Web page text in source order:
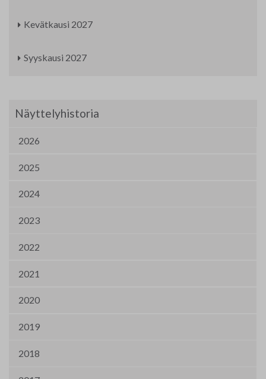
Kevätkausi 2027
Syyskausi 2027
Näyttelyhistoria
2026
2025
2024
2023
2022
2021
2020
2019
2018